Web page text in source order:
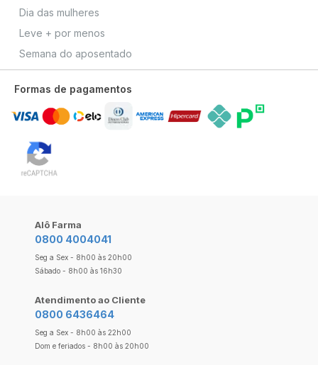
Dia das mulheres
Leve + por menos
Semana do aposentado
Formas de pagamentos
Alô Farma
0800 4004041
Seg a Sex - 8h00 às 20h00
Sábado - 8h00 às 16h30
Atendimento ao Cliente
0800 6436464
Seg a Sex - 8h00 às 22h00
Dom e feriados - 8h00 às 20h00